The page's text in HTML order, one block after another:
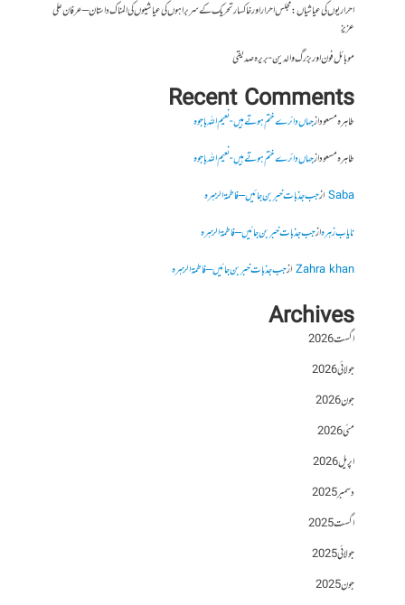
احراریوں کی عیاشیاں : مجلس احرار اور خاکسار تحریک کے سربراہوں کی عیاشیوں کی المناک داستان – عرفان علی
عزیز
موبائل فون اور بزرگ والدین- بریرہ صدیقی
Recent Comments
طاہرہ مسعودازجہاں دائرے ختم ہوتے ہیں- نعیم اللہ باجوہ
طاہرہ مسعودازجہاں دائرے ختم ہوتے ہیں- نعیم اللہ باجوہ
Sabaازجب جذبات خبر بن جائیں – فاطمۃالزہرہ
نایاب زہرہازجب جذبات خبر بن جائیں – فاطمۃالزہرہ
Zahra khanازجب جذبات خبر بن جائیں – فاطمۃالزہرہ
Archives
اگست 2026
جولائی 2026
جون 2026
مئی 2026
اپریل 2026
دسمبر 2025
اگست 2025
جولائی 2025
جون 2025